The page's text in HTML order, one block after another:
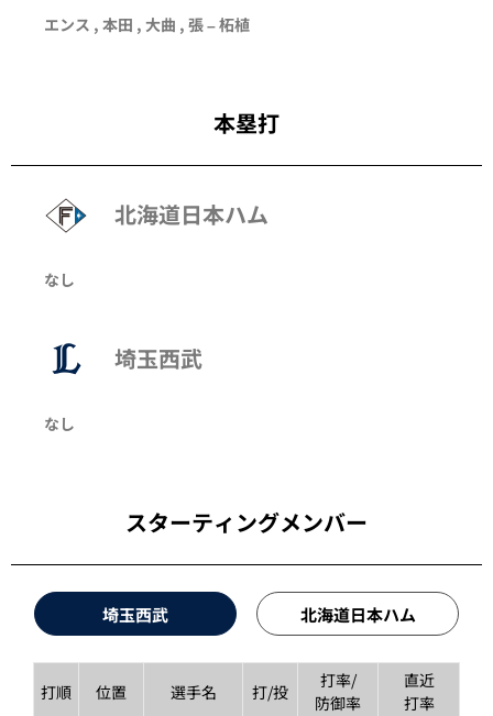
エンス , 本田 , 大曲 , 張–柘植
本塁打
北海道日本ハム
なし
埼玉西武
なし
スターティングメンバー
埼玉西武 北海道日本ハム
打順 位置 選手名 打/投
打率/
防御率
直近
打率